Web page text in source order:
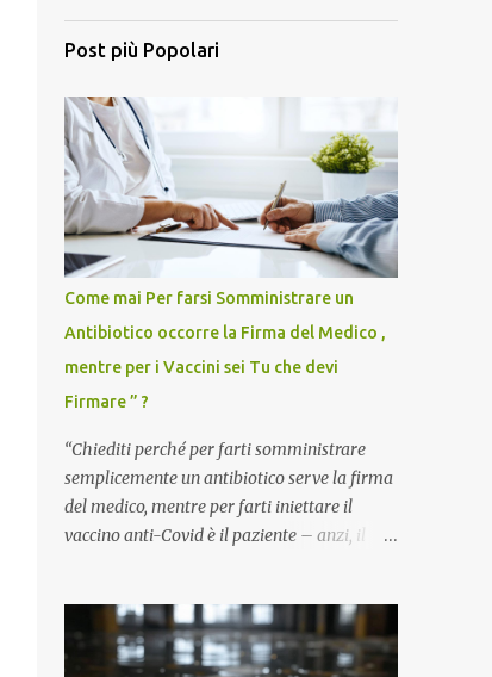
Post più Popolari
Come mai Per farsi Somministrare un
Antibiotico occorre la Firma del Medico ,
mentre per i Vaccini sei Tu che devi
Firmare ” ?
“Chiediti perché per farti somministrare
semplicemente un antibiotico serve la firma
del medico, mentre per farti iniettare il
vaccino anti-Covid è il paziente – anzi, il
domanda tanto semplice quanto devastante
quella posta dal dottor Andrea Stramezzi,